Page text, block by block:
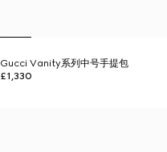
Gucci Vanity系列中号手提包
£1,330